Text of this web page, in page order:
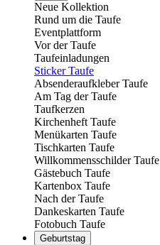
Neue Kollektion
Rund um die Taufe
Eventplattform
Vor der Taufe
Taufeinladungen
Sticker Taufe
Absenderaufkleber Taufe
Am Tag der Taufe
Taufkerzen
Kirchenheft Taufe
Menükarten Taufe
Tischkarten Taufe
Willkommensschilder Taufe
Gästebuch Taufe
Kartenbox Taufe
Nach der Taufe
Dankeskarten Taufe
Fotobuch Taufe
Geburtstag